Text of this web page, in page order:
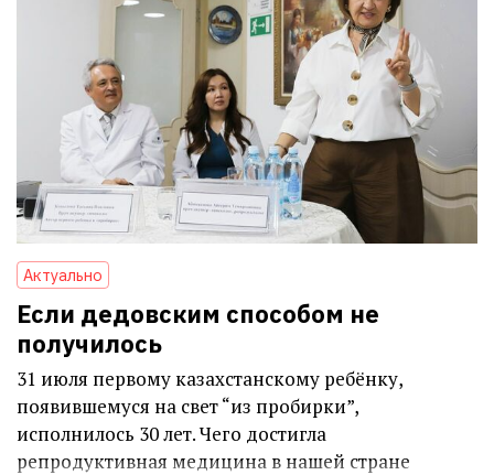
Актуально
Если дедовским способом не
получилось
31 июля первому казахстанскому ребёнку,
появившемуся на свет “из пробирки”,
исполнилось 30 лет. Чего достигла
репродуктивная медицина в нашей стране